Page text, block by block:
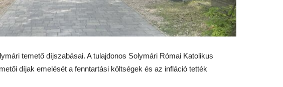
temető díjszabásai. A tulajdonos Solymári Római Katolikus
díjak emelését a fenntartási költségek és az infláció tették